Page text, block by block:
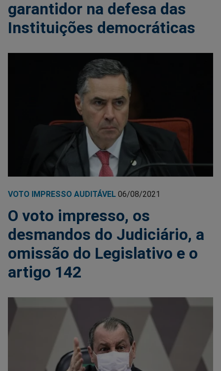
garantidor na defesa das
Instituições democráticas
VOTO IMPRESSO AUDITÁVEL 06/08/2021
O voto impresso, os
desmandos do Judiciário, a
omissão do Legislativo e o
artigo 142